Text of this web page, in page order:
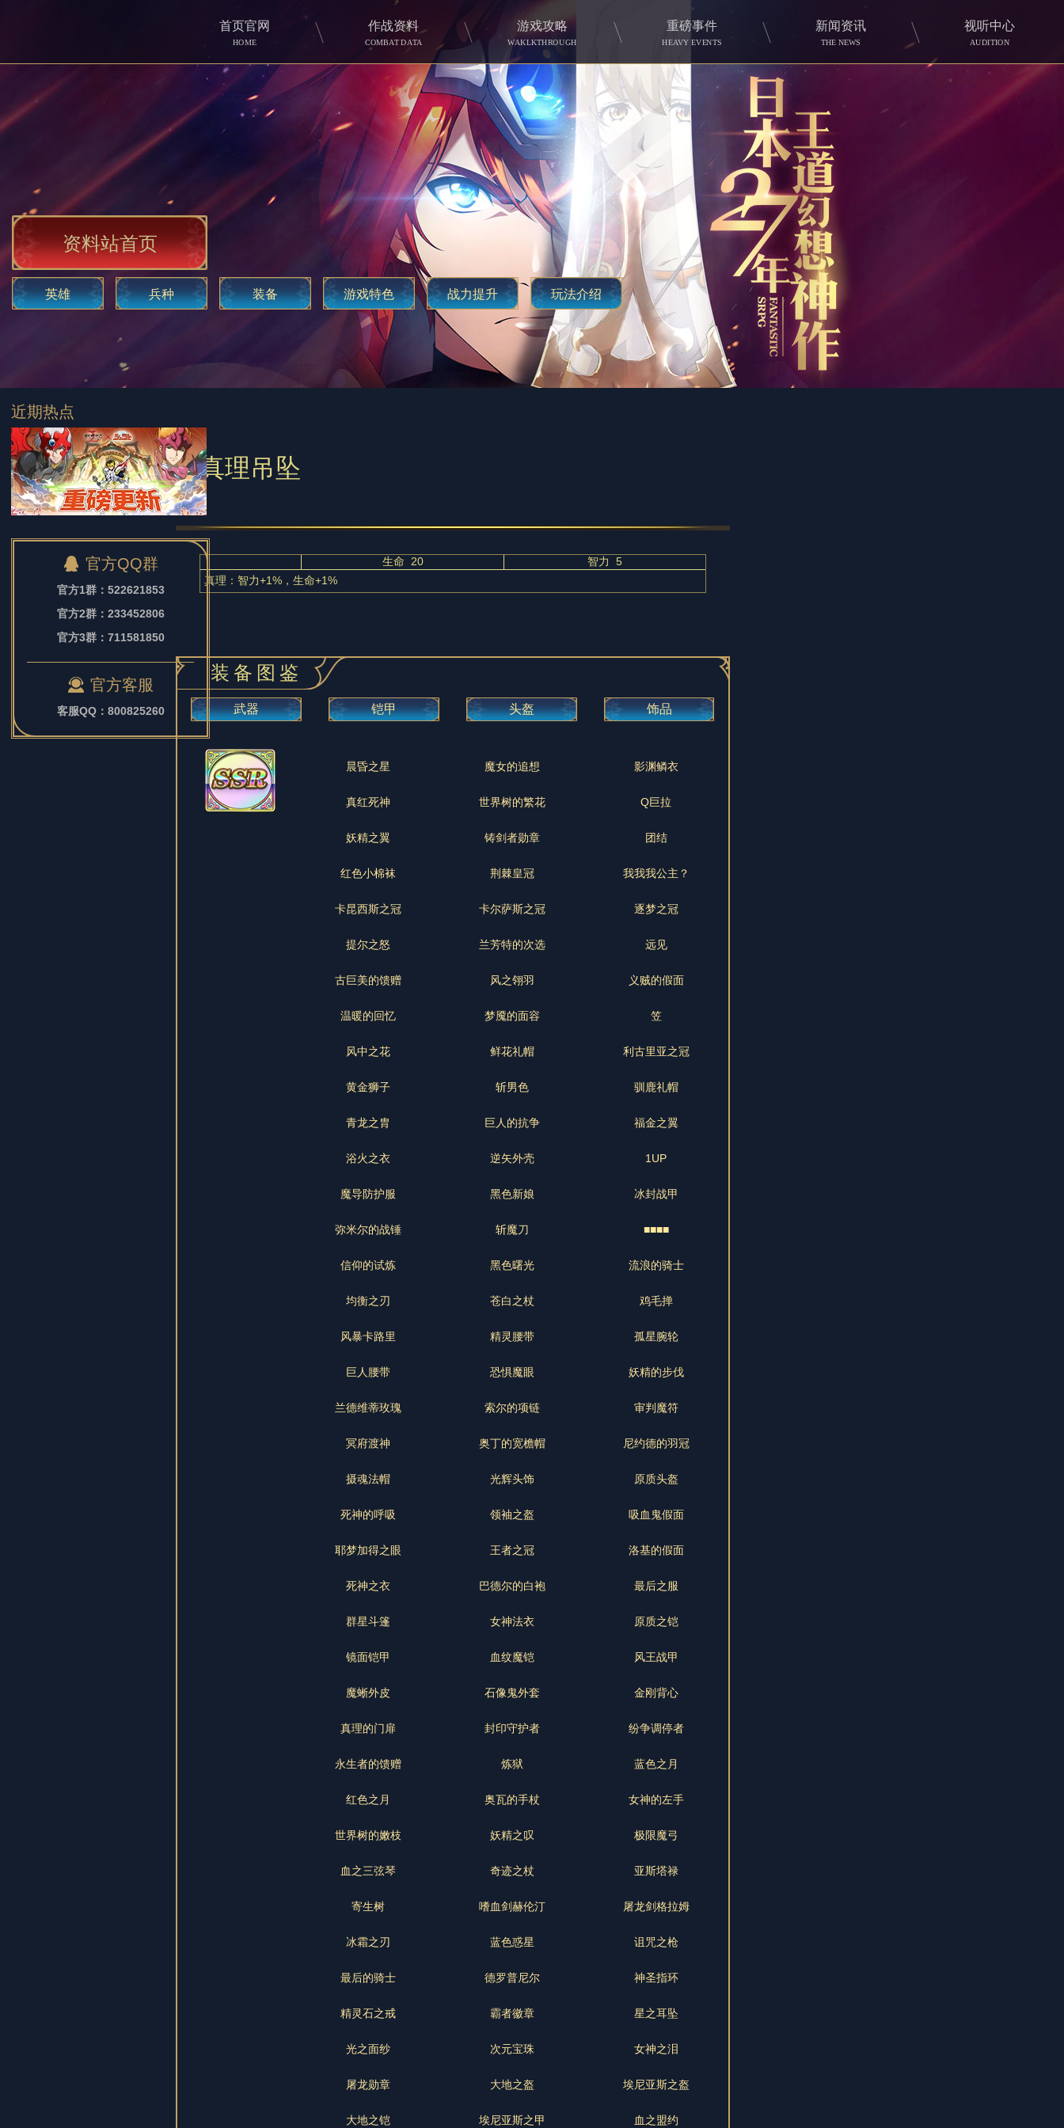
首页官网
HOME
作战资料
COMBAT DATA
游戏攻略
WAKLKTHROUGH
重磅事件
HEAVY EVENTS
新闻资讯
THE NEWS
视听中心
AUDITION
真理吊坠
生命 20
智力 5
真理：智力+1%，生命+1%
装备图鉴
武器 铠甲 头盔 饰品
晨昏之星 魔女的追想 影渊鳞衣
真红死神 世界树的繁花 Q巨拉
妖精之翼 铸剑者勋章 团结
红色小棉袜 荆棘皇冠 我我我公主？
卡昆西斯之冠 卡尔萨斯之冠 逐梦之冠
提尔之怒 兰芳特的次选 远见
古巨美的馈赠 风之翎羽 义贼的假面
温暖的回忆 梦魇的面容 笠
风中之花 鲜花礼帽 利古里亚之冠
黄金狮子 斩男色 驯鹿礼帽
青龙之胄 巨人的抗争 福金之翼
浴火之衣 逆矢外壳 1UP
魔导防护服 黑色新娘 冰封战甲
弥米尔的战锤 斩魔刀 ■■■■
信仰的试炼 黑色曙光 流浪的骑士
均衡之刃 苍白之杖 鸡毛掸
风暴卡路里 精灵腰带 孤星腕轮
巨人腰带 恐惧魔眼 妖精的步伐
兰德维蒂玫瑰 索尔的项链 审判魔符
冥府渡神 奥丁的宽檐帽 尼约德的羽冠
摄魂法帽 光辉头饰 原质头盔
死神的呼吸 领袖之盔 吸血鬼假面
耶梦加得之眼 王者之冠 洛基的假面
死神之衣 巴德尔的白袍 最后之服
群星斗篷 女神法衣 原质之铠
镜面铠甲 血纹魔铠 风王战甲
魔蜥外皮 石像鬼外套 金刚背心
真理的门扉 封印守护者 纷争调停者
永生者的馈赠 炼狱 蓝色之月
红色之月 奥瓦的手杖 女神的左手
世界树的嫩枝 妖精之叹 极限魔弓
血之三弦琴 奇迹之杖 亚斯塔禄
寄生树 嗜血剑赫伦汀 屠龙剑格拉姆
冰霜之刃 蓝色惑星 诅咒之枪
最后的骑士 德罗普尼尔 神圣指环
精灵石之戒 霸者徽章 星之耳坠
光之面纱 次元宝珠 女神之泪
屠龙勋章 大地之盔 埃尼亚斯之盔
大地之铠 埃尼亚斯之甲 血之盟约
英雄 兵种 装备 游戏特色 战力提升 玩法介绍
近期热点
官方QQ群
官方1群：522621853
官方2群：233452806
官方3群：711581850
官方客服
客服QQ：800825260
资料站首页